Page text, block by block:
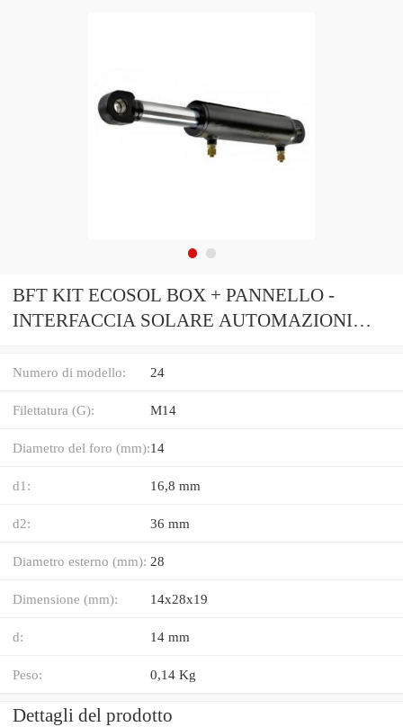
BFT KIT ECOSOL BOX + PANNELLO -
INTERFACCIA SOLARE AUTOMAZIONI
Numero di modello: 24
Filettatura (G): M14
Diametro del foro (mm):14
d1: 16,8 mm
d2: 36 mm
Diametro esterno (mm): 28
Dimensione (mm): 14x28x19
d: 14 mm
Peso: 0,14 Kg
Dettagli del prodotto